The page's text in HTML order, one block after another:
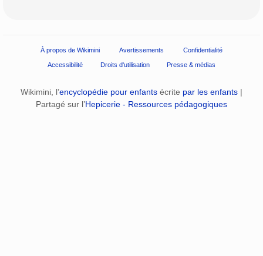
À propos de Wikimini Avertissements Confidentialité
Accessibilité Droits d'utilisation Presse & médias
Wikimini, l’encyclopédie pour enfants écrite par les enfants |
Partagé sur l’Hepicerie - Ressources pédagogiques